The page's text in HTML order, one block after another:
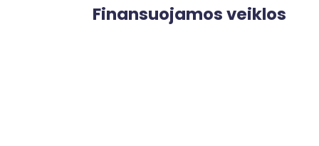
Finansuojamos veiklos